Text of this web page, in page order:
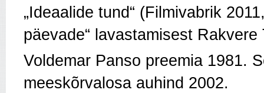
„Ideaalide tund“ (Filmivabrik
päevade“ lavastamisest
Voldemar Panso preemia 1981.
meeskõrvalosa auhind 2002.